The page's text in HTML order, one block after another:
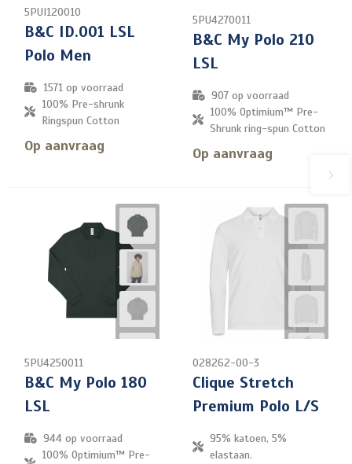
5PUI120010
B&C ID.001 LSL
Polo Men
1571op voorraad
100% Pre-shrunk
Ringspun Cotton
Op aanvraag
5PU4270011
B&C My Polo 210
LSL
907 op voorraad
100% Optimium™ Pre-
Shrunk ring-spun Cotton
Op aanvraag
5PU4250011
B&C My Polo 180
LSL
944op voorraad
100% Optimium™ Pre-
028262-00-3
Clique Stretch
Premium Polo L/S
95% katoen, 5%
elastaan.